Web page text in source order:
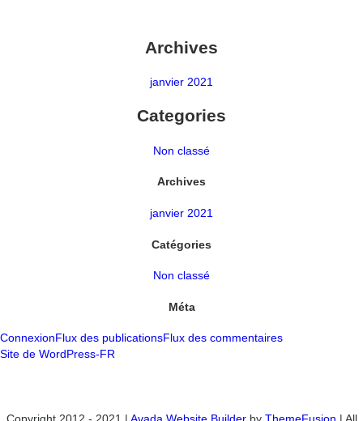
Archives
janvier 2021
Categories
Non classé
Archives
janvier 2021
Catégories
Non classé
Méta
ConnexionFlux des publicationsFlux des commentaires
Site de WordPress-FR